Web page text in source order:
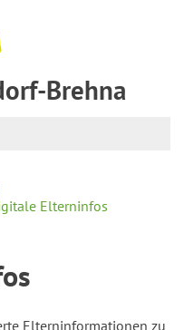
Brehna
Elterninfos
Elterninformationen zu